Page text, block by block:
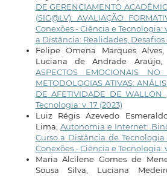
DE GERENCIAMENTO
(SIG@LV): AVALIAÇÃO
Conexões - Ciência e Tecnologia:
a Distância: Realidades, Desafios
Felipe Omena Marques
Luciana de Andrade Araújo,
ASPECTOS EMOCIONAIS
METODOLOGIAS ATIVAS:
DE AFETIVIDADE DE WALLON ,
Tecnologia: v. 17 (2023)
Luiz Régis Azevedo
Lima, Autonomia e Internet:
Curso a Distância de
Conexões - Ciência e Tecnologia:
Maria Alcilene Gomes de
Sousa Silva, Luciana